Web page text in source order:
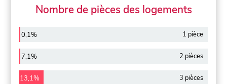
Nombre de pièces des logements
0,1% 1 pièce
7,1% 2 pièces
13,1% 3 pièces